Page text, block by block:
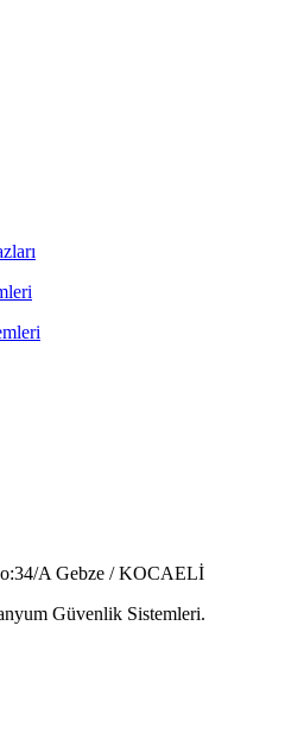
A Gebze / KOCAELİ
Güvenlik Sistemleri.